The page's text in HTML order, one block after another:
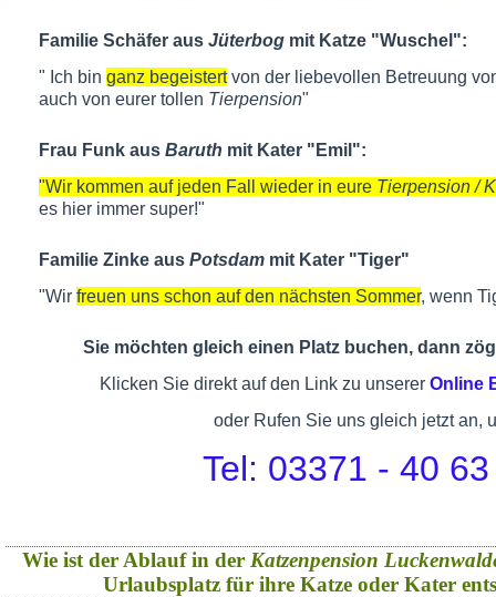
Familie Schäfer aus Jüterbog mit Katze "Wuschel":
" Ich bin ganz begeistertvon der liebevollen Betreuung
auch von eurer tollen Tierpension"
Frau Funk aus Baruth mit Kater "Emil":
"Wir kommen auf jeden Fall wieder in eure Tierpension /
es hier immer super!"
Familie Zinke aus Potsdam mit Kater "Tiger"
"Wir freuen uns schon auf den nächsten Sommer, wenn
Sie möchten gleich einen Platz buchen, dann
Klicken Sie direkt auf den Link zu unserer Online
oder Rufen Sie uns gleich jetzt an,
Tel: 03371 - 40
Wie ist der Ablauf in der Katzenpension
Urlaubsplatz für ihre Katze oder Kater